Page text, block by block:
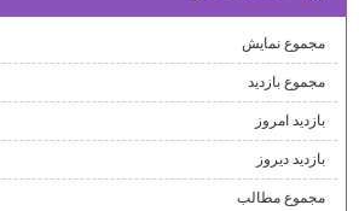
مجموع نمایش‌
مجموع بازدید
بازدید امروز
بازدید دیروز
مجموع مطالب